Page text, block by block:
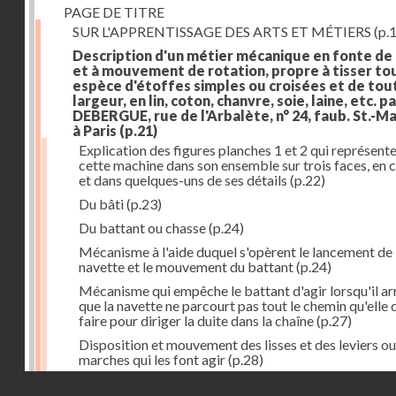
PAGE DE TITRE
SUR L'APPRENTISSAGE DES ARTS ET MÉTIERS
Description d'un métier mécanique en fonte
et à mouvement de rotation, propre à tisser
espèce d'étoffes simples ou croisées et de
largeur, en lin, coton, chanvre, soie, laine, etc.
DEBERGUE, rue de l'Arbalète, n° 24, faub. St.-
à Paris (p.21)
Explication des figures planches 1 et 2 qui
cette machine dans son ensemble sur trois faces, en
et dans quelques-uns de ses détails (p.22)
Du bâti(p.23)
Du battant ou chasse(p.24)
Mécanisme à l'aide duquel s'opèrent le lancement de
navette et le mouvement du battant(p.24)
Mécanisme qui empêche le battant d'agir lorsqu'il
que la navette ne parcourt pas tout le chemin qu'elle
faire pour diriger la duite dans la chaîne(p.27)
Disposition et mouvement des lisses et des leviers ou
marches qui les font agir(p.28)